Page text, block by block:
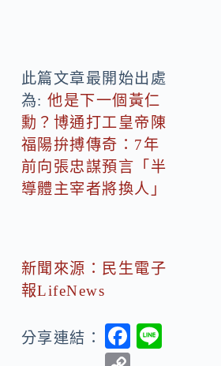
此篇文章最開始出處
為:他是下一個黃仁
勳？博通打工皇帝陳
福陽拚搏傳奇：7年
前向張忠謀預言「半
導體主宰者將換人」
新聞來源：民生電子
報LifeNews
分享連結：
F